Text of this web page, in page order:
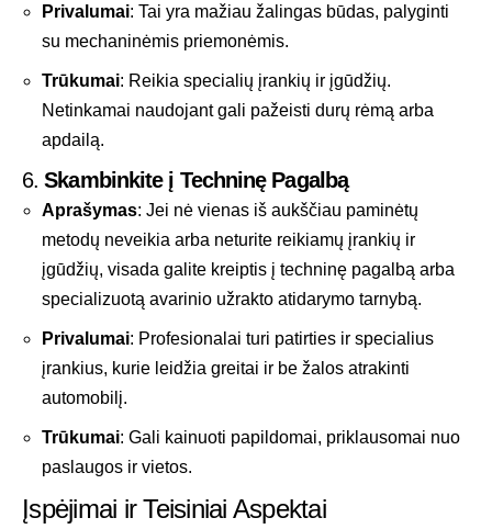
Privalumai: Tai yra mažiau žalingas būdas, palyginti
su mechaninėmis priemonėmis.
Trūkumai: Reikia specialių įrankių ir įgūdžių.
Netinkamai naudojant gali pažeisti durų rėmą arba
apdailą.
6.Skambinkite į Techninę Pagalbą
Aprašymas: Jei nė vienas iš aukščiau paminėtų
metodų neveikia arba neturite reikiamų įrankių ir
įgūdžių, visada galite kreiptis į techninę pagalbą arba
specializuotą avarinio užrakto atidarymo tarnybą.
Privalumai: Profesionalai turi patirties ir specialius
įrankius, kurie leidžia greitai ir be žalos atrakinti
automobilį.
Trūkumai: Gali kainuoti papildomai, priklausomai nuo
paslaugos ir vietos.
Įspėjimai ir Teisiniai Aspektai